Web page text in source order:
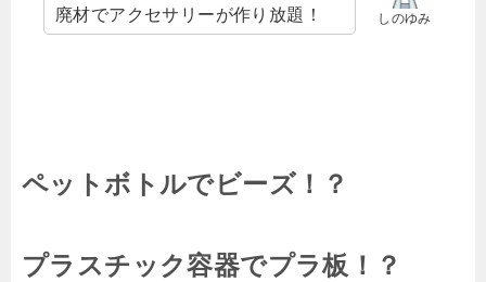
しのゆみ
廃材でアクセサリーが作り放題！
ペットボトルでビーズ！？
プラスチック容器でプラ板！？